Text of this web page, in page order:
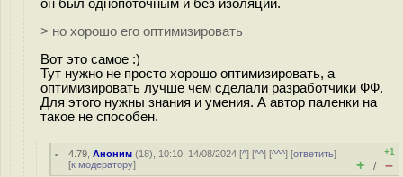
он был однопоточным и без изоляции.
> но хорошо его оптимизировать
Вот это самое :)
Тут нужно не просто хорошо оптимизировать, а
оптимизировать лучше чем сделали разработчики ФФ.
Для этого нужны знания и умения. А автор паленки на
такое не способен.
4.79 ,Аноним (18), 10:10, 14/08/2024 [^] [^^] [^^^] [ответить]
[к модератору]
+1
+ / –